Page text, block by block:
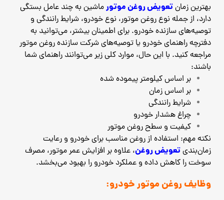
بهترین زمانتعویض روغن موتورماشین به چند عامل بستگی
دارد، از جمله نوع روغن موتور، نوع خودرو، شرایط رانندگی و
توصیه‌های سازنده خودرو. برای اطمینان بیشتر، می‌توانید به
دفترچه راهنمای خودرو یا توصیه‌های شرکت سازنده روغن موتور
مراجعه کنید. با این حال، موارد کلی زیر می‌توانند راهنمای شما
باشند:
بر اساس کیلومتر پیموده شده
بر اساس زمان
شرایط رانندگی
چراغ هشدار خودرو
کیفیت و سطح روغن موتور
نکته مهم: استفاده از روغن مناسب برای خودرو و رعایت
زمان‌بندیتعویض روغن، علاوه بر افزایش عمر موتور، مصرف
سوخت را کاهش داده و عملکرد خودرو را بهبود می‌بخشد.
وظایف روغن موتور خودرو: